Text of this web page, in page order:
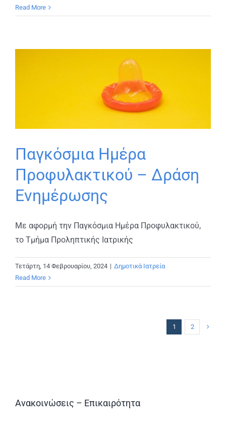
Read More
Παγκόσμια Ημέρα
Προφυλακτικού – Δράση
Ενημέρωσης
Με αφορμή την Παγκόσμια Ημέρα Προφυλακτικού,
το Τμήμα Προληπτικής Ιατρικής
Τετάρτη, 14 Φεβρουαρίου, 2024 | Δημοτικά Ιατρεία
Read More
1 2
Ανακοινώσεις – Επικαιρότητα